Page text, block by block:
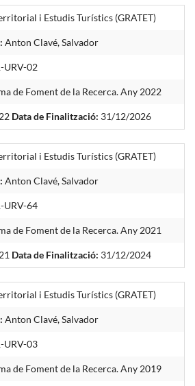
i Estudis Turístics (GRATET)
Anton Clavé, Salvador
URV-02
de Foment de la Recerca. Any 2022
Data de Finalització: 31/12/2026
i Estudis Turístics (GRATET)
Anton Clavé, Salvador
URV-64
de Foment de la Recerca. Any 2021
Data de Finalització: 31/12/2024
i Estudis Turístics (GRATET)
Anton Clavé, Salvador
URV-03
de Foment de la Recerca. Any 2019